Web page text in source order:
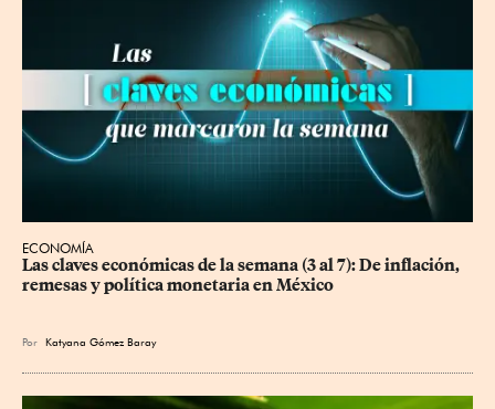
ECONOMÍA
Las claves económicas de la semana (3 al 7): De inflación,
remesas y política monetaria en México
Por Katyana Gómez Baray